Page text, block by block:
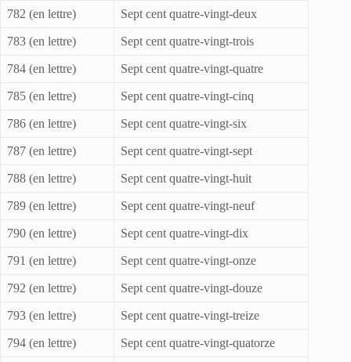
782 (en lettre) Sept cent quatre-vingt-deux
783 (en lettre) Sept cent quatre-vingt-trois
784 (en lettre) Sept cent quatre-vingt-quatre
785 (en lettre) Sept cent quatre-vingt-cinq
786 (en lettre) Sept cent quatre-vingt-six
787 (en lettre) Sept cent quatre-vingt-sept
788 (en lettre) Sept cent quatre-vingt-huit
789 (en lettre) Sept cent quatre-vingt-neuf
790 (en lettre) Sept cent quatre-vingt-dix
791 (en lettre) Sept cent quatre-vingt-onze
792 (en lettre) Sept cent quatre-vingt-douze
793 (en lettre) Sept cent quatre-vingt-treize
794 (en lettre) Sept cent quatre-vingt-quatorze